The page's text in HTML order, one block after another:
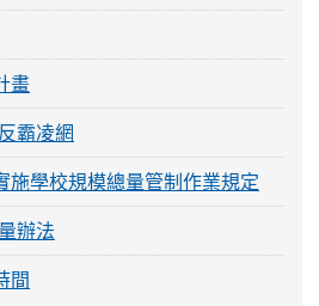
畫
霸凌網
施學校規模總量管制作業規定
辦法
間